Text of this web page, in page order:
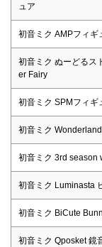
ュア
初音ミク AMPフィ
初音ミク ぬーどるス
er Fairy
初音ミク SPMフィギ
初音ミク
初音ミク 3rd season
初音ミク Luminasta
初音ミク BiCute
初音ミク Qposket 鏡